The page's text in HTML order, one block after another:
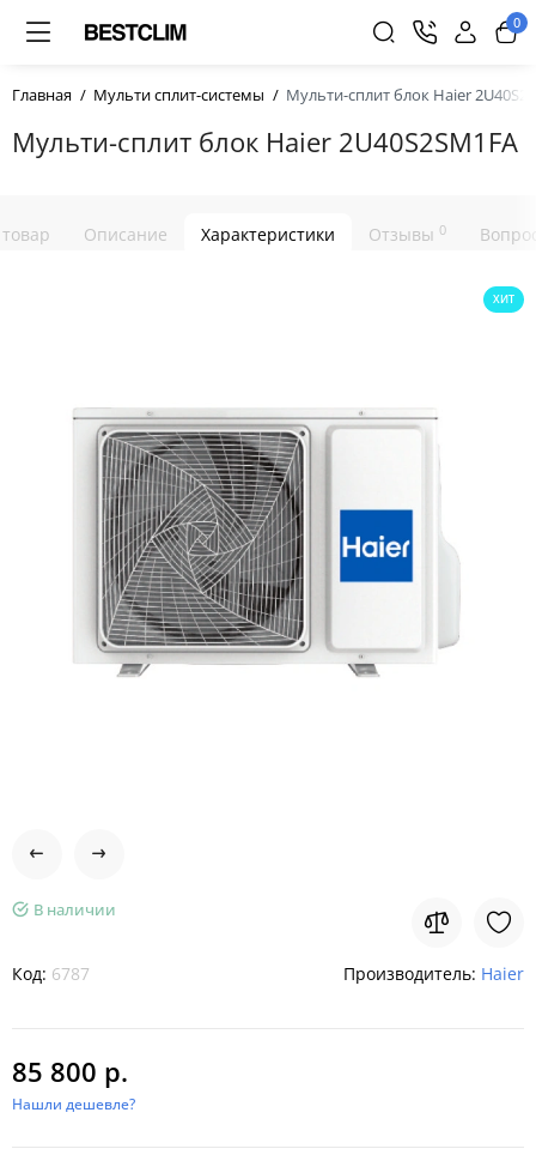
0
Главная Мульти сплит-системы Мульти-сплит блок Haier
Мульти-сплит блок Haier 2U40S2SM1FA
Описание Характеристики Отзывы 0
ХИТ
В наличии
Код: 6787 Производитель: Haier
85 800 р.
Нашли дешевле?